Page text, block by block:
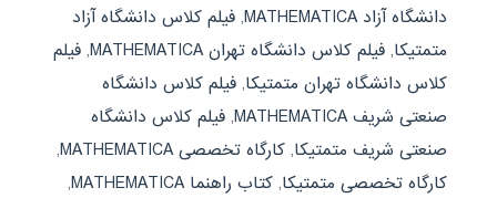
دانشگاه آزاد MATHEMATICA
, فیلم کلاس دانشگاه آزاد
متمتیکا, فیلم کلاس دانشگاه تهران MATHEMATICA , فیلم
کلاس دانشگاه تهران متمتیکا, فیلم کلاس دانشگاه
صنعتی شریف MATHEMATICA
, فیلم کلاس دانشگاه
صنعتی شریف متمتیکا, کارگاه تخصصی MATHEMATICA
,
کارگاه تخصصی متمتیکا, کتاب راهنما MATHEMATICA
,